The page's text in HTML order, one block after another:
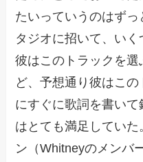
たいっていうのはず
タジオに招いて、いく
彼はこのトラックを
ど、予想通り彼はこ
にすぐに歌詞を書い
はとても満足してい
ン（Whitneyのメンバ